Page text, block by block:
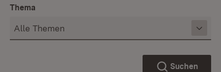
Thema
Suchen